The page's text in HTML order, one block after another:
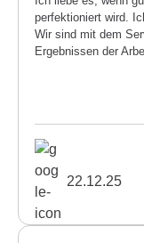
perfektioniert wird.
Wir sind mit dem
Ergebnissen der
22.12.25